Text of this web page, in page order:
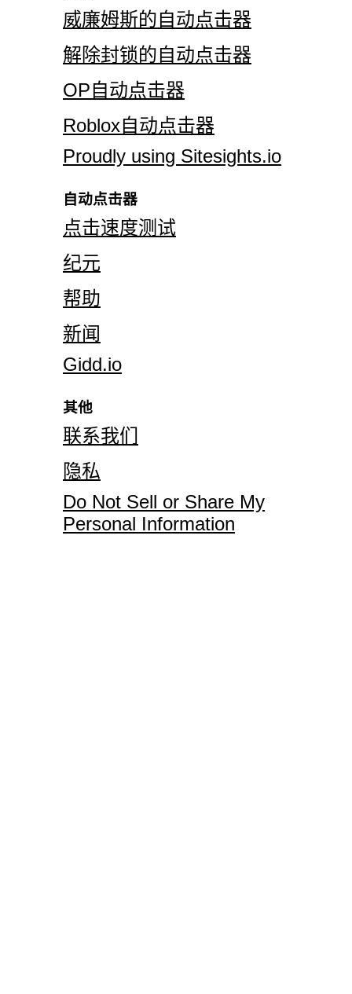
威廉姆斯的自动点击器
解除封锁的自动点击器
OP自动点击器
Roblox自动点击器
Proudly using Sitesights.io
自动点击器
点击速度测试
纪元
帮助
新闻
Gidd.io
其他
联系我们
隐私
Do Not Sell or Share My
Personal Information